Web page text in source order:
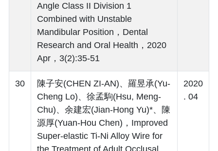
Angle Class II Division 1
Combined with Unstable
Mandibular Position，Dental
Research and Oral Health，2020
Apr，3(2):35-51
30
陳子安(CHEN ZI-AN)、羅昱承(Yu-
Cheng Lo)、徐孟駒(Hsu, Meng-
Chu)、余建宏(Jian-Hong Yu)*、陳
源厚(Yuan-Hou Chen)，Improved
Super-elastic Ti-Ni Alloy Wire for
the Treatment of Adult Occlusal
2020
. 04